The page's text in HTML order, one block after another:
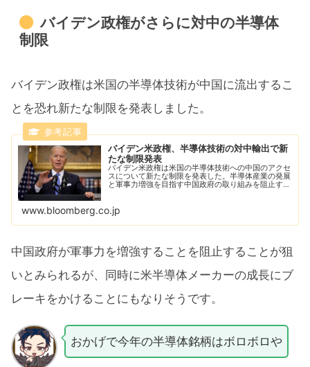
バイデン政権がさらに対中の半導体
制限
バイデン政権は米国の半導体技術が中国に流出するこ
とを恐れ新たな制限を発表しました。
バイデン米政権、半導体技術の対中輸出で新
たな制限発表
バイデン米政権は米国の半導体技術への中国のアクセ
スについて新たな制限を発表した。半導体産業の発展
と軍事力増強を目指す中国政府の取り組みを阻止する
www.bloomberg.co.jp
中国政府が軍事力を増強することを阻止することが狙
いとみられるが、同時に米半導体メーカーの成長にブ
レーキをかけることにもなりそうです。
おかげで今年の半導体銘柄はボロボロや